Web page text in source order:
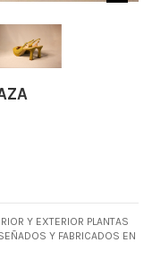
Y EXTERIOR PLANTAS
Y FABRICADOS EN